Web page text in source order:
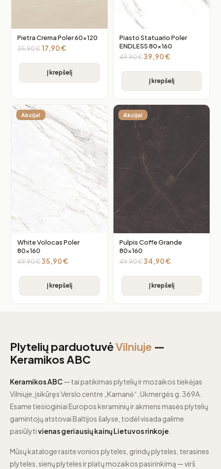
Pietra Crema Poler 60×120
35,90€ 17,90€
Į krepšelį
Piasto Statuario Poler
ENDLESS 80×160
49,90€39,90€
Į krepšelį
Akcija!
White Volocas Poler
80×160
49,90€35,90€
Į krepšelį
Akcija!
Pulpis Coffe Grande
80×160
49,90€34,90€
Į krepšelį
Plytelių parduotuvėVilniuje —
Keramikos ABC
Keramikos ABC— tai patikimas plytelių ir mozaikos tiekėjas
Vilniuje, įsikūręs Verslo centre „Kamanė“, Ukmergės g. 369A.
Esame tiesioginiai Europos keraminių ir akmens masės plytelių
gamintojų atstovai Baltijos šalyse, todėl visada galime
pasiūlytivienas geriausių kainų Lietuvos rinkoje
Mūsų kataloge rasite vonios plyteles, grindų plyteles, terasines
plyteles, sienų plyteles ir platų mozaikos pasirinkimą — virš